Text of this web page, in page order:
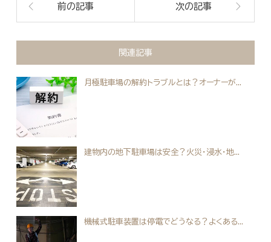
前の記事 次の記事
関連記事
月極駐車場の解約トラブルとは？オーナーが...
建物内の地下駐車場は安全？火災・浸水・地...
機械式駐車装置は停電でどうなる？よくある...